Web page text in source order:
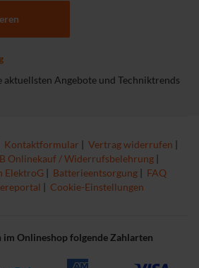
aktuellsten Angebote und Techniktrends
Kontaktformular | Vertrag widerrufen |
Onlinekauf / Widerrufsbelehrung |
ElektroG| Batterieentsorgung| FAQ
| Cookie-Einstellungen
Onlineshop folgende Zahlarten